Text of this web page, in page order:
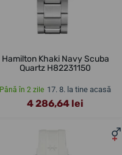
Hamilton Khaki Navy Scuba
Quartz H82231150
Până în 2 zile 17. 8. la tine acasă
4 286,64 lei